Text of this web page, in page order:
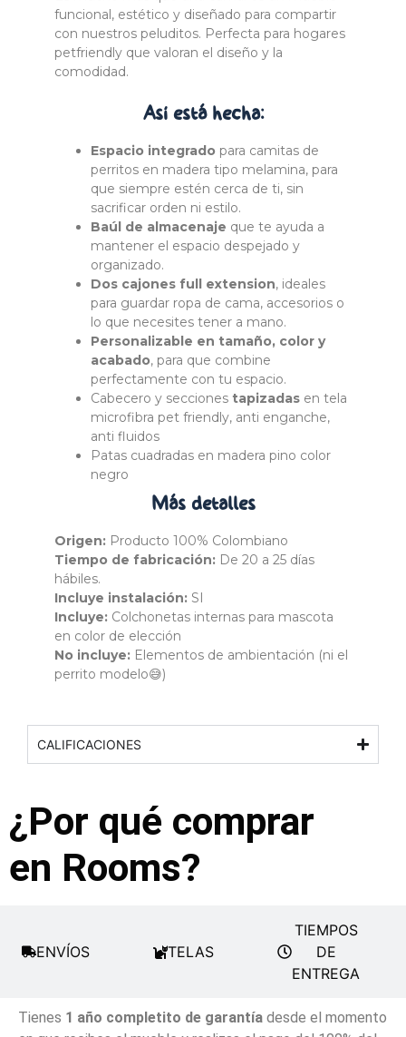
funcional, estético y diseñado para compartir
con nuestros peluditos. Perfecta para hogares
petfriendly que valoran el diseño y la
comodidad.
Así está hecha:
Espacio integrado para camitas de
perritos en madera tipo melamina, para
que siempre estén cerca de ti, sin
sacrificar orden ni estilo.
Baúl de almacenaje que te ayuda a
mantener el espacio despejado y
organizado.
Dos cajones full extension, ideales
para guardar ropa de cama, accesorios o
lo que necesites tener a mano.
Personalizable en tamaño, color y
acabado, para que combine
perfectamente con tu espacio.
Cabecero y secciones tapizadas en tela
microfibra pet friendly, anti enganche,
anti fluidos
Patas cuadradas en madera pino color
negro
Más detalles
Origen: Producto 100% Colombiano
Tiempo de fabricación: De 20 a 25 días
hábiles.
Incluye instalación: SI
Incluye: Colchonetas internas para mascota
en color de elección
No incluye: Elementos de ambientación (ni el
perrito modelo😅)
CALIFICACIONES
¿Por qué comprar
en Rooms?
ENVÍOS TELAS
TIEMPOS
DE
ENTREGA
Tienes 1 año completito de garantía desde el momento